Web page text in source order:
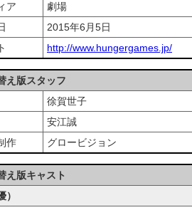
ア
劇場
2015年6月5日
http://www.hungergames.jp/
え版スタッフ
徐賀世子
安江誠
作
グロービジョン
え版キャスト